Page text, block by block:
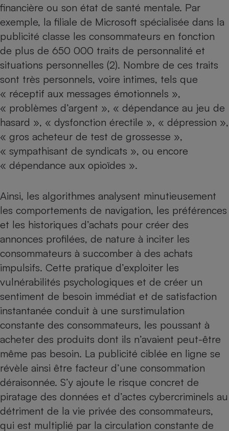
financière ou son état de santé mentale. Par
exemple, la filiale de Microsoft spécialisée dans la
publicité classe les consommateurs en fonction
de plus de 650 000 traits de personnalité et
situations personnelles (2). Nombre de ces traits
sont très personnels, voire intimes, tels que
« réceptif aux messages émotionnels »,
« problèmes d’argent », « dépendance au jeu de
hasard », « dysfonction érectile », « dépression »,
« gros acheteur de test de grossesse »,
« sympathisant de syndicats », ou encore
« dépendance aux opioïdes ».
Ainsi, les algorithmes analysent minutieusement
les comportements de navigation, les préférences
et les historiques d’achats pour créer des
annonces profilées, de nature à inciter les
consommateurs à succomber à des achats
impulsifs. Cette pratique d’exploiter les
vulnérabilités psychologiques et de créer un
sentiment de besoin immédiat et de satisfaction
instantanée conduit à une surstimulation
constante des consommateurs, les poussant à
acheter des produits dont ils n’avaient peut-être
même pas besoin. La publicité ciblée en ligne se
révèle ainsi être facteur d’une consommation
déraisonnée. S’y ajoute le risque concret de
piratage des données et d’actes cybercriminels au
détriment de la vie privée des consommateurs,
qui est multiplié par la circulation constante de